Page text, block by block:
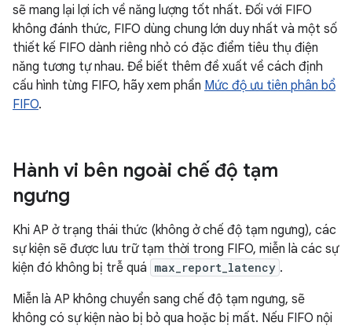
sẽ mang lại lợi ích về năng lượng tốt nhất. Đối với FIFO
không đánh thức, FIFO dùng chung lớn duy nhất và một số
thiết kế FIFO dành riêng nhỏ có đặc điểm tiêu thụ điện
năng tương tự nhau. Để biết thêm đề xuất về cách định
cấu hình từng FIFO, hãy xem phần Mức độ ưu tiên phân bổ
FIFO.
Hành vi bên ngoài chế độ tạm
ngưng
Khi AP ở trạng thái thức (không ở chế độ tạm ngưng), các
sự kiện sẽ được lưu trữ tạm thời trong FIFO, miễn là các sự
kiện đó không bị trễ quá max_report_latency .
Miễn là AP không chuyển sang chế độ tạm ngưng, sẽ
không có sự kiện nào bị bỏ qua hoặc bị mất. Nếu FIFO nội